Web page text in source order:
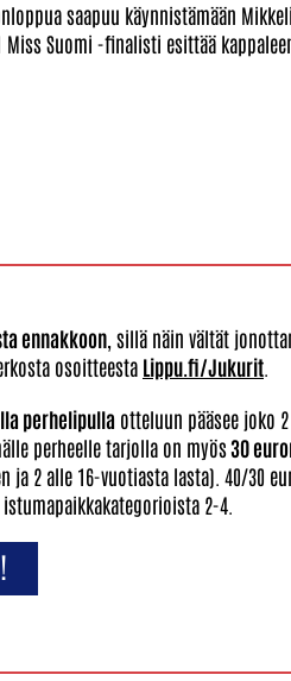
saapuu käynnistämään
Suomi -finalisti esittää
ennakkoon , sillä näin vältät
osoitteesta Lippu.fi/Jukurit
perhelipulla otteluun pääsee joko
perheelle tarjolla on myös30
2 alle 16-vuotiasta lasta). 40/30
2-4.